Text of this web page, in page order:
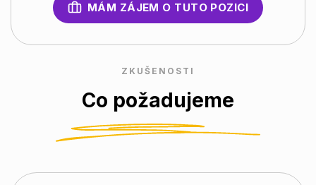
MÁM ZÁJEM O TUTO POZICI
ZKUŠENOSTI
Co požadujeme